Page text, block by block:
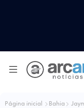
Página inicial Bahia